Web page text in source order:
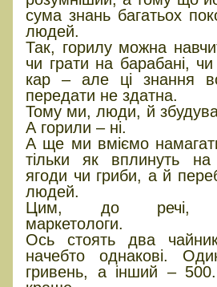
сума знань багатьох
людей.
Так, горилу можна
чи грати на барабані,
кар – але ці знання
передати не здатна.
Тому ми, люди, й
А горили – ні.
А ще ми вміємо
тільки як вплинуть
ягоди чи гриби, а й
людей.
Цим, до речі,
маркетологи.
Ось стоять два
начебто однакові.
гривень, а інший –